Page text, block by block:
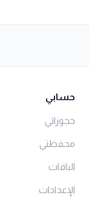
حسابي
حجوزاتي
محفظتي
الباقات
الإعدادات